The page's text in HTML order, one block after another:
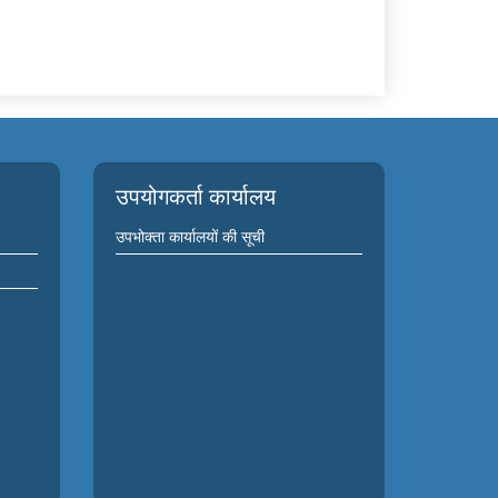
उपयोगकर्ता कार्यालय
उपभोक्ता कार्यालयों की सूची